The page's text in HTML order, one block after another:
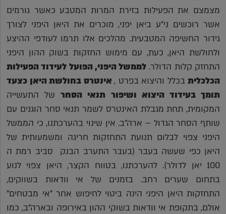
מצמצם את הפעילות בזירת המרות המטבע כאשר גורמים
אשר רוכשים ני"ע ביאן יפני, מוכרים את היאן היפני לצורך
גידור החשיפה המטבעית. מהלכים אלו תרמו לעודפי ההיצע
ולחולשת היאן, כעת, עם מימוש החזקות בשוק ההון היפני
התחזק קלות הדולר. לממשל היפני, הפועל לעידוד הפעילות
הכלכלית בכלל והיצוא בפרט , אינטרס בחולשת היאן כצעד
תומך בעידוד היצוא ושיפור תנאי הסחרשל התעשייה
המקומית, תחת מגבלת האינטרס לשמר תנאי סחר הוגנים עם
שותף הסחר הגדול – ארה"ב. אין שינוי בהערכתנו, כי הממשל
היפני צפוי לבלום תנועת התחזקות חריגה ומשמעותית של
היאן כפי שעשה בעבר (בעבר התערב הבנק סביב רמת ה
100 יאן לדולר). להערכתנו, בטווח הקצר, היאן צפוי לנוע
בתחום שערים רחב. בזמנים של אי וודאות בשווקים,
התחזקות היאן היפני הינה ביטוי לחיפוש אחר "אי מבטחים"
אולם, בתקופת אי וודאות בשוקי ההון באירופה ובארה"ב, כמו